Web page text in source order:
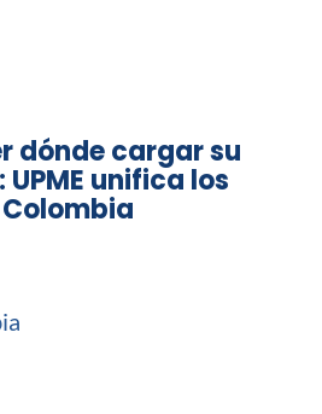
dónde cargar su
unifica los